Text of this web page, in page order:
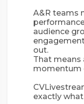
A&R teams
audience
out.
That means
momentum
exactly